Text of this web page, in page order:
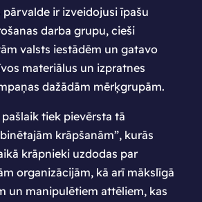
pārvalde ir izveidojusi īpašu
darba grupu, cieši
valsts iestādēm un gatavo
materiālus un izpratnes
dažādām mērķgrupām.
tiek pievērsta tā
krāpšanām”, kurās
krāpnieki uzdodas par
organizācijām, kā arī mākslīgā
un manipulētiem attēliem, kas